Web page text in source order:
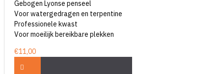
Gebogen Lyonse penseel
Voor watergedragen en terpentine
Professionele kwast
Voor moeilijk bereikbare plekken
€11,00